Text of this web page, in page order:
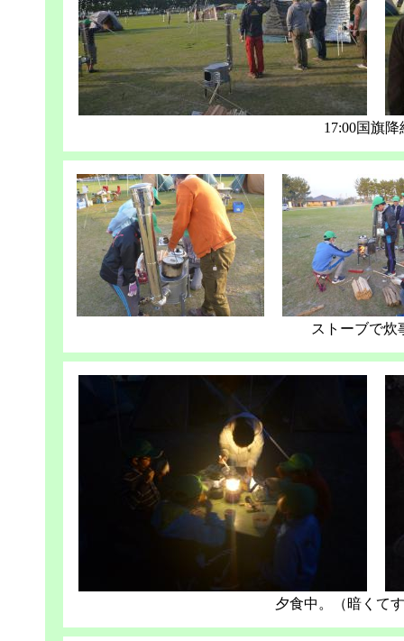
17:00国旗降
ストーブで炊
夕食中。（暗くて